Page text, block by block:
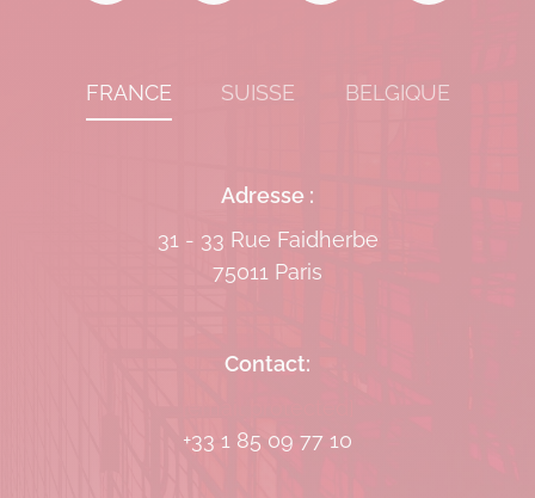
FRANCE SUISSE BELGIQUE
Adresse :
31 - 33 Rue Faidherbe
75011 Paris
Contact:
+33 1 85 09 77 10